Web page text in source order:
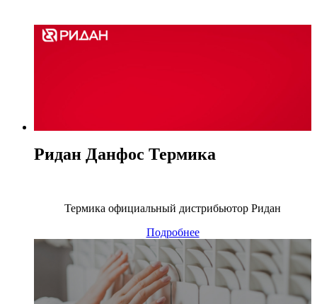
Ридан Данфос Термика
Термика официальный дистрибьютор Ридан
Подробнее